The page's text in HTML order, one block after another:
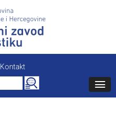
Kontakt
Search
for: